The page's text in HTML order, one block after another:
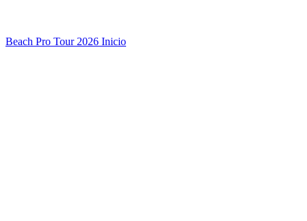
Beach Pro Tour 2026 Inicio